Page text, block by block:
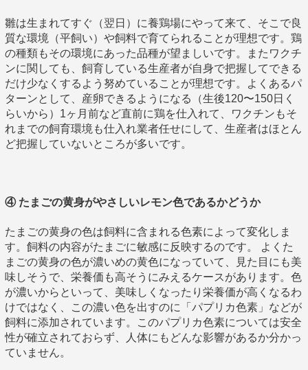
雛は生まれてすぐ（翌日）に養鶏場にやって来て、そこで良
質な環境（平飼い）や飼料で育てられることが理想です。鶏
の種類もその環境にあった品種が望ましいです。またワクチ
ンに関しても、飼育している生産者が自身で把握してできる
だけ少なくするよう努めていることが理想です。よくあるパ
ターンとして、産卵できるようになる（生後120〜150日く
らいから）1ヶ月前など直前に鶏を仕入れて、ワクチンもそ
れまでの飼育環境も仕入れ業者任せにして、生産者はほとん
ど把握していないところが多いです。
④ たまごの黄身がやさしいレモン色であるかどうか
たまごの黄身の色は飼料に含まれる色素によって変化しま
す。飼料の内容がたまごに敏感に反映するのです。 よくた
まごの黄身の色が濃いめの黄色になっていて、見た目にも美
味しそうで、栄養価も高そうにみえるケースがあります。色
が濃いからといって、美味しくなったり栄養価が高くなるわ
けではなく、この濃い色を出すのに「パプリカ色素」などが
飼料に添加されています。このパプリカ色素については安全
性が確立されておらず、人体にもどんな影響があるか分かっ
ていません。